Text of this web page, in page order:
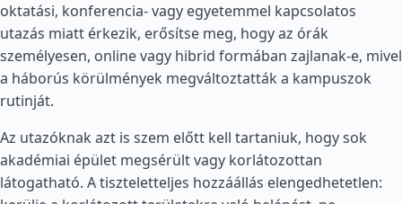
oktatási, konferencia- vagy egyetemmel kapcsolatos
utazás miatt érkezik, erősítse meg, hogy az órák
személyesen, online vagy hibrid formában zajlanak-e, mivel
a háborús körülmények megváltoztatták a kampuszok
rutinját.
Az utazóknak azt is szem előtt kell tartaniuk, hogy sok
akadémiai épület megsérült vagy korlátozottan
látogatható. A tiszteletteljes hozzáállás elengedhetetlen: